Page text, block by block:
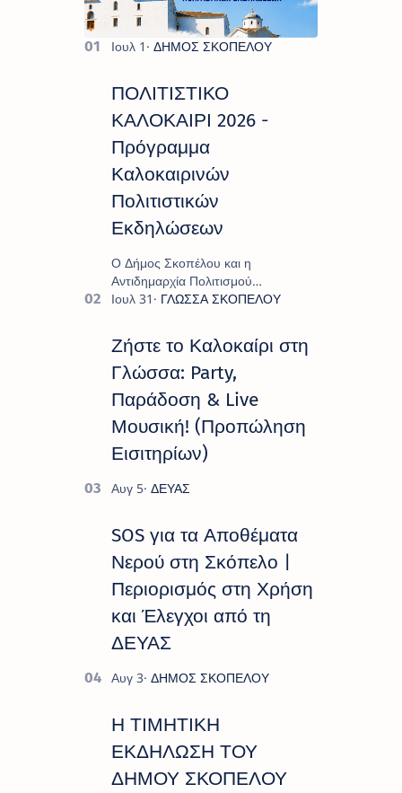
ΠΟΛΙΤΙΣΤΙΚΟ
ΚΑΛΟΚΑΙΡΙ 2026 -
Πρόγραμμα
Καλοκαιρινών
Πολιτιστικών
Εκδηλώσεων
Ο Δήμος Σκοπέλου και η
Αντιδημαρχία Πολιτισμού
παρουσιάζουν το πρόγραμμα «
πλούσιο και πολυσυλλεκτικό
πρόγραμμα εκδ…
Ζήστε το Καλοκαίρι στη
Γλώσσα: Party,
Παράδοση & Live
Μουσική! (Προπώληση
Εισιτηρίων)
SOS για τα Αποθέματα
Νερού στη Σκόπελο |
Περιορισμός στη Χρήση
και Έλεγχοι από τη
ΔΕΥΑΣ
Η ΤΙΜΗΤΙΚΗ
ΕΚΔΗΛΩΣΗ ΤΟΥ
ΔΗΜΟΥ ΣΚΟΠΕΛΟΥ